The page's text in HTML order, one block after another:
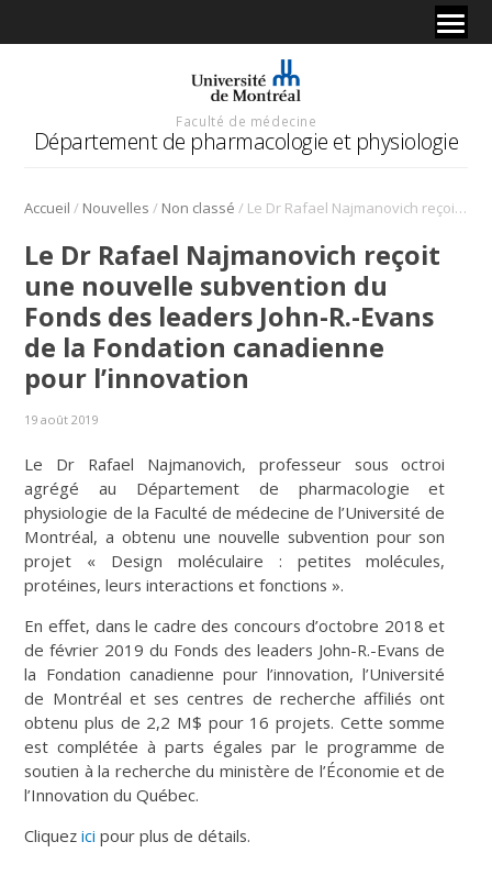
Faculté de médecine
Département de pharmacologie et physiologie
Accueil / Nouvelles / Non classé / Le Dr Rafael Najmanovich reçoit une nouvelle subvention du Fonds des leaders John-R.-Evans de la Fondation canadienne pour l’innovation
Le Dr Rafael Najmanovich reçoit
une nouvelle subvention du
Fonds des leaders John-R.-Evans
de la Fondation canadienne
pour l’innovation
19 août 2019
Le Dr Rafael Najmanovich, professeur sous octroi
agrégé au Département de pharmacologie et
physiologie de la Faculté de médecine de l’Université de
Montréal, a obtenu une nouvelle subvention pour son
projet « Design moléculaire : petites molécules,
protéines, leurs interactions et fonctions ».
En effet, dans le cadre des concours d’octobre 2018 et
de février 2019 du Fonds des leaders John-R.-Evans de
la Fondation canadienne pour l’innovation, l’Université
de Montréal et ses centres de recherche affiliés ont
obtenu plus de 2,2 M$ pour 16 projets. Cette somme
est complétée à parts égales par le programme de
soutien à la recherche du ministère de l’Économie et de
l’Innovation du Québec.
Cliquezici pour plus de détails.